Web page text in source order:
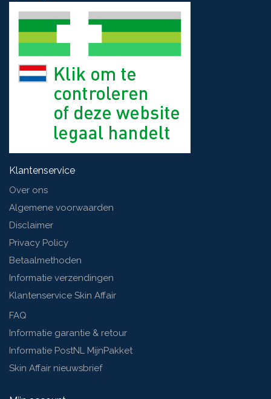
Klantenservice
Over ons
Algemene voorwaarden
Disclaimer
Privacy Policy
Betaalmethoden
Informatie verzendingen
Klantenservice Skin Affair
FAQ
Informatie garantie & retour
Informatie PostNL MijnPakket
Skin Affair nieuwsbrief